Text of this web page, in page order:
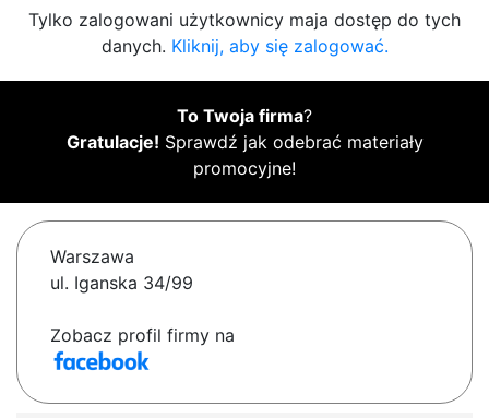
Tylko zalogowani użytkownicy maja dostęp do tych
danych. Kliknij, aby się zalogować.
To Twoja firma?
Gratulacje! Sprawdź jak odebrać materiały
promocyjne!
Warszawa
ul. Iganska 34/99
Zobacz profil firmy na